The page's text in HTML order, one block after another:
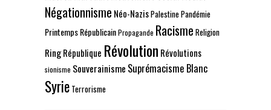
Négationnisme Néo-NazisPalestinePandémie
Printemps RépublicainPropagande Racisme Religion
RingRépublique Révolution Révolutions
sionisme Souverainisme Suprémacisme Blanc
Syrie Terrorisme